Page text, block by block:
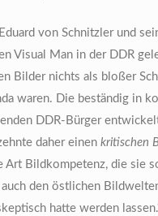
von Schnitzler und
Visual Man in der DDR
Bilder nichts als bloßer
waren. Die beständig in
DDR-Bürger
daher einen kritischen
Art Bildkompetenz, die sie
den östlichen
hatte werden